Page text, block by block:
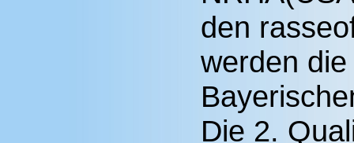
den
werden
Die 2.